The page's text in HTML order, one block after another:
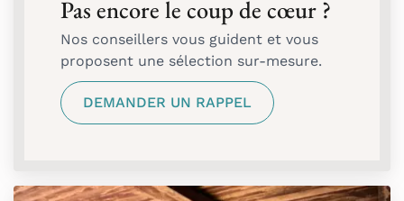
Pas encore le coup de cœur ?
Nos conseillers vous guident et vous
proposent une sélection sur-mesure.
DEMANDER UN RAPPEL